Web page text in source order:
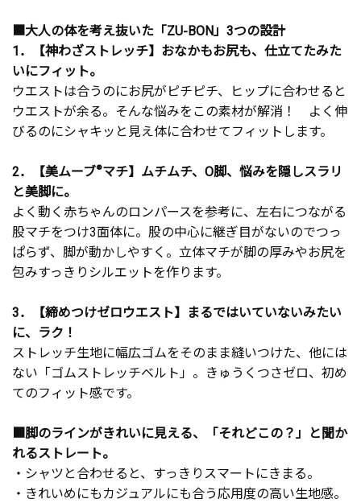
■大人の体を考え抜いた「ZU-BON」3つの設計
1．【神わざストレッチ】おなかもお尻も、仕立てたみた
いにフィット。
ウエストは合うのにお尻がピチピチ、ヒップに合わせると
ウエストが余る。そんな悩みをこの素材が解消！ よく伸
びるのにシャキッと見え体に合わせてフィットします。
2．【美ムーブ®マチ】ムチムチ、O脚、悩みを隠しスラリ
と美脚に。
よく動く赤ちゃんのロンパースを参考に、左右につながる
股マチをつけ3面体に。股の中心に継ぎ目がないのでつっ
ぱらず、脚が動かしやすく。立体マチが脚の厚みやお尻を
包みすっきりシルエットを作ります。
3．【締めつけゼロウエスト】まるではいていないみたい
に、ラク！
ストレッチ生地に幅広ゴムをそのまま縫いつけた、他には
ない「ゴムストレッチベルト」。きゅうくつさゼロ、初め
てのフィット感です。
■脚のラインがきれいに見える、「それどこの？」と聞か
れるストレート。
・シャツと合わせると、すっきりスマートにきまる。
・きれいめにもカジュアルにも合う応用度の高い生地感。